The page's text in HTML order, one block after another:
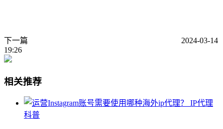
下一篇
2024-03-14
19:26
相关推荐
IP代理
科普